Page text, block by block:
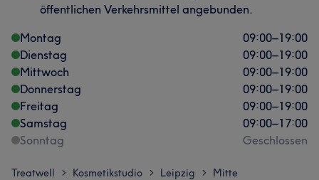
öffentlichen Verkehrsmittel angebunden.
Montag
09:00–19:00
Dienstag
09:00–19:00
Mittwoch
09:00–19:00
Donnerstag
09:00–19:00
Freitag
09:00–19:00
Samstag
09:00–17:00
Sonntag
Geschlossen
Treatwell > Kosmetikstudio > Leipzig > Mitte